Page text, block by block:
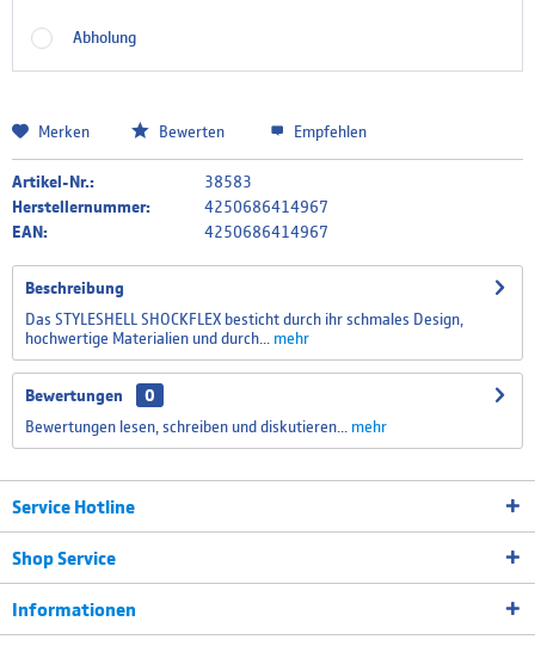
Abholung
Merken Bewerten Empfehlen
Artikel-Nr.:
38583
Herstellernummer:
4250686414967
EAN:
4250686414967
Beschreibung
Das STYLESHELL SHOCKFLEX besticht durch ihr schmales Design,
hochwertige Materialien und durch...
mehr
Bewertungen
0
Bewertungen lesen, schreiben und diskutieren...
mehr
Service Hotline
Shop Service
Informationen